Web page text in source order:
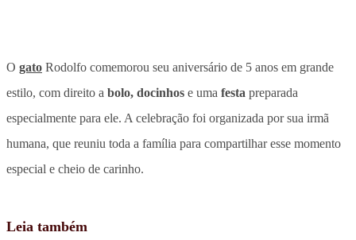
O gato Rodolfo comemorou seu aniversário de 5 anos em grande
estilo, com direito a bolo, docinhos e uma festa preparada
especialmente para ele. A celebração foi organizada por sua irmã
humana, que reuniu toda a família para compartilhar esse momento
especial e cheio de carinho.
Leia também